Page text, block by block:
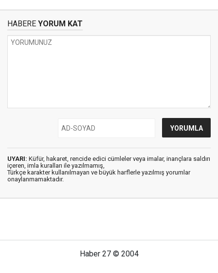
HABERE YORUM KAT
UYARI: Küfür, hakaret, rencide edici cümleler veya imalar, inançlara saldırı
içeren, imla kuralları ile yazılmamış,
Türkçe karakter kullanılmayan ve büyük harflerle yazılmış yorumlar
onaylanmamaktadır.
Haber 27 © 2004